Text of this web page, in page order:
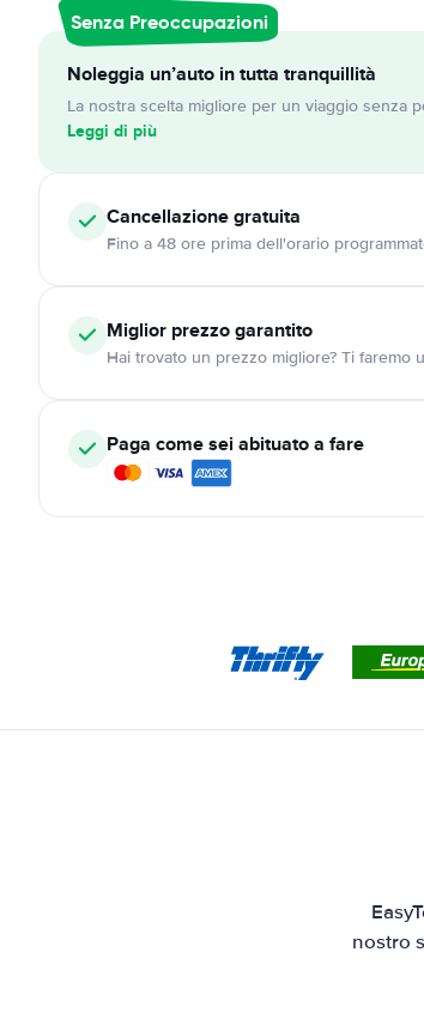
Senza Preoccupazioni
Noleggia un’auto in tutta tranquillità
La nostra scelta migliore per un viaggio senza
Leggi di più
Cancellazionegratuita
Fino a 48 ore prima dell'orario
Miglior prezzo garantito
Hai trovato un prezzo migliore? Ti faremo
Paga come sei abituato a fare
nostro